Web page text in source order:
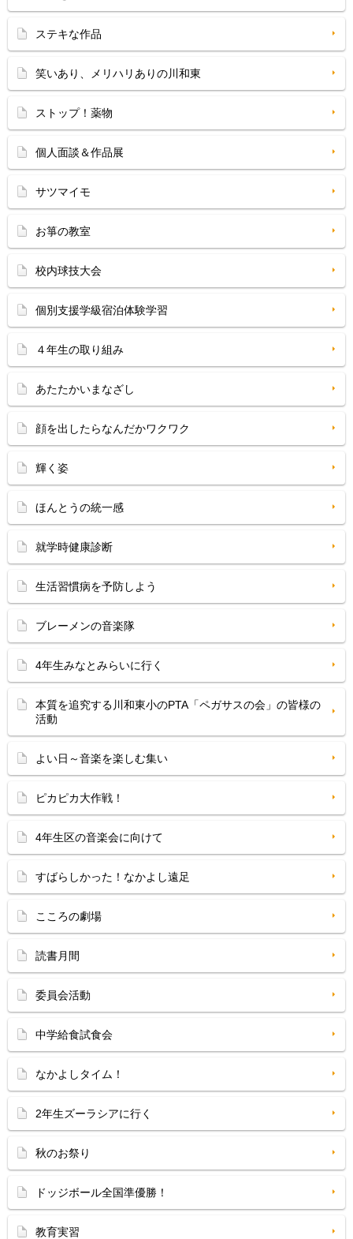
ステキな作品
笑いあり、メリハリありの川和東
ストップ！薬物
個人面談＆作品展
サツマイモ
お箏の教室
校内球技大会
個別支援学級宿泊体験学習
４年生の取り組み
あたたかいまなざし
顔を出したらなんだかワクワク
輝く姿
ほんとうの統一感
就学時健康診断
生活習慣病を予防しよう
ブレーメンの音楽隊
4年生みなとみらいに行く
本質を追究する川和東小のPTA「ペガサスの会」の皆様の
活動
よい日～音楽を楽しむ集い
ピカピカ大作戦！
4年生区の音楽会に向けて
すばらしかった！なかよし遠足
こころの劇場
読書月間
委員会活動
中学給食試食会
なかよしタイム！
2年生ズーラシアに行く
秋のお祭り
ドッジボール全国準優勝！
教育実習